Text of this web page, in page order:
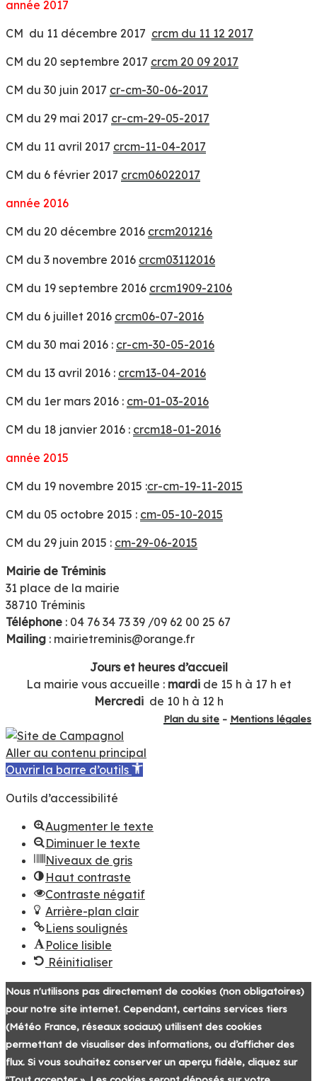
année 2017
CM du 11 décembre 2017 crcm du 11 12 2017
CM du 20 septembre 2017 crcm 20 09 2017
CM du 30 juin 2017 cr-cm-30-06-2017
CM du 29 mai 2017 cr-cm-29-05-2017
CM du 11 avril 2017 crcm-11-04-2017
CM du 6 février 2017 crcm06022017
année 2016
CM du 20 décembre 2016 crcm201216
CM du 3 novembre 2016 crcm03112016
CM du 19 septembre 2016 crcm1909-2106
CM du 6 juillet 2016 crcm06-07-2016
CM du 30 mai 2016 : cr-cm-30-05-2016
CM du 13 avril 2016 : crcm13-04-2016
CM du 1er mars 2016 : cm-01-03-2016
CM du 18 janvier 2016 : crcm18-01-2016
année 2015
CM du 19 novembre 2015 :cr-cm-19-11-2015
CM du 05 octobre 2015 : cm-05-10-2015
CM du 29 juin 2015 : cm-29-06-2015
Mairie de Tréminis
31 place de la mairie
38710 Tréminis
Téléphone : 04 76 34 73 39 /09 62 00 25 67
Mailing : mairietreminis@orange.fr
Jours et heures d’accueil
La mairie vous accueille : mardi de 15 h à 17 h et
Mercredi de 10 h à 12 h
Plan du site – Mentions légales
Aller au contenu principal
Ouvrir la barre d’outils
Outils d’accessibilité
Augmenter le texte
Diminuer le texte
Niveaux de gris
Haut contraste
Contraste négatif
Arrière-plan clair
Liens soulignés
Police lisible
Réinitialiser
Nous n'utilisons pas directement de cookies (non obligatoires)
pour notre site internet. Cependant, certains services tiers
(Météo France, réseaux sociaux) utilisent des cookies
permettant de visualiser des informations, ou d’afficher des
flux. Si vous souhaitez conserver un aperçu fidèle, cliquez sur